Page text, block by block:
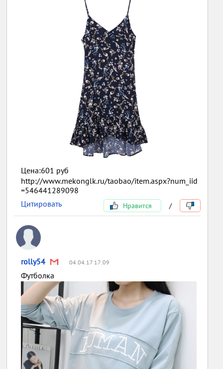
Цена:601 руб
http://www.mekonglk.ru/taobao/item.aspx?num_iid
=546441289098
Цитировать
Нравится /
rolly54 04.04.17 17:09
Футболка